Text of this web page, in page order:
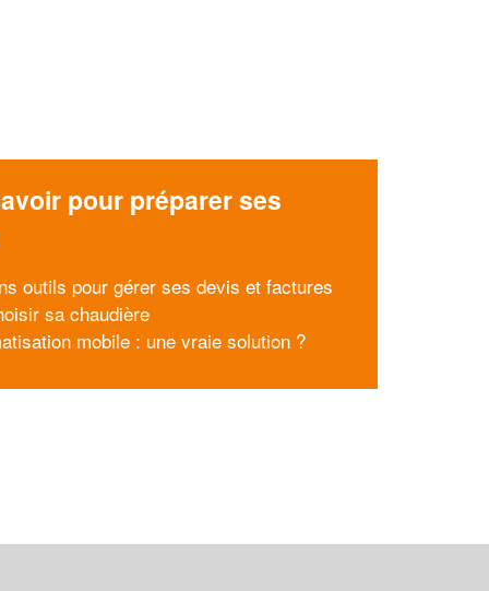
pour préparer ses
outils pour gérer ses devis et factures
sa chaudière
mobile : une vraie solution ?